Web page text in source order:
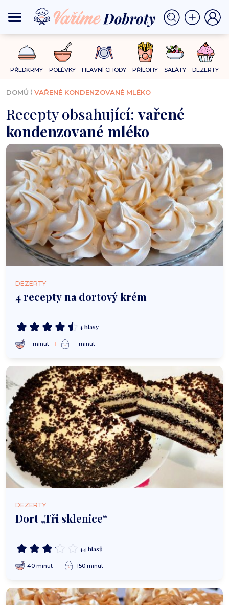
PŘEDKRMY POLÉVKY HLAVNÍ CHODY PŘÍLOHY SALÁTY DEZERTY
DOMŮ ⟩ VAŘENÉ KONDENZOVANÉ MLÉKO
Recepty obsahující:vařené
kondenzované mléko
DEZERTY
4 recepty na dortový krém
4 hlasy
-- minut -- minut
DEZERTY
Dort „Tři sklenice“
44 hlasů
40 minut 150 minut